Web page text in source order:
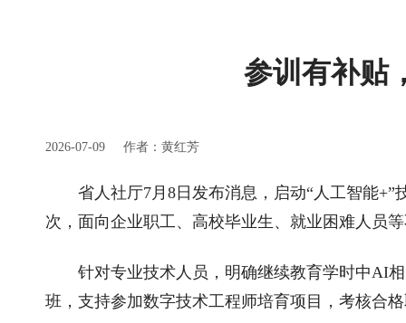
参训有补贴
2026-07-09 作者：黄红芳
省人社厅7月8日发布消息，启动“人工智能
次，面向企业职工、高校毕业生、就业困难人员
针对专业技术人员，明确继续教育学时中AI
班，支持参加数字技术工程师培育项目，考核合